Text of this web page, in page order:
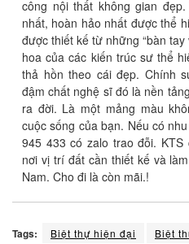
công nội thất không gian
nhất, hoàn hảo nhất được thể
được thiết kế từ những “bàn
hoa của các kiến trúc sư thể
thả hồn theo cái đẹp. Chính
đậm chất nghệ sĩ đó là nền
ra đời. Là một mảng màu
cuộc sống của bạn. Nếu có
945 433 có zalo trao đỗi.
nơi vị trí đất cần thiết kế và
Nam. Cho đi là còn mãi.!
Tags: Biệt thự hiện đại Biệt